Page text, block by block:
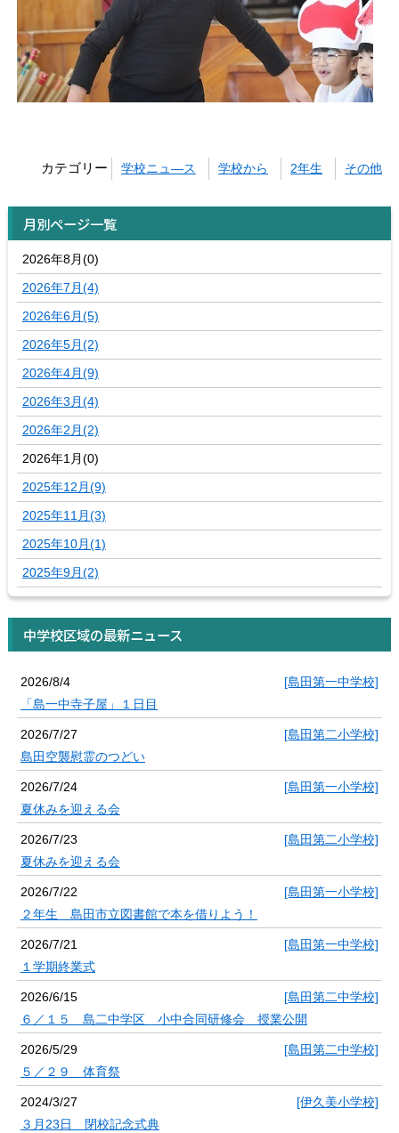
カテゴリー 学校ニュ―ス 学校から 2年生 その他
月別ページ一覧
2026年8月(0)
2026年7月(4)
2026年6月(5)
2026年5月(2)
2026年4月(9)
2026年3月(4)
2026年2月(2)
2026年1月(0)
2025年12月(9)
2025年11月(3)
2025年10月(1)
2025年9月(2)
中学校区域の最新ニュース
2026/8/4
[島田第一中学校]
「島一中寺子屋」１日目
2026/7/27
[島田第二小学校]
島田空襲慰霊のつどい
2026/7/24
[島田第一小学校]
夏休みを迎える会
2026/7/23
[島田第二小学校]
夏休みを迎える会
2026/7/22
[島田第一小学校]
２年生 島田市立図書館で本を借りよう！
2026/7/21
[島田第一中学校]
１学期終業式
2026/6/15
[島田第二中学校]
６／１５ 島二中学区 小中合同研修会 授業公開
2026/5/29
[島田第二中学校]
５／２９ 体育祭
2024/3/27
[伊久美小学校]
３月23日 閉校記念式典